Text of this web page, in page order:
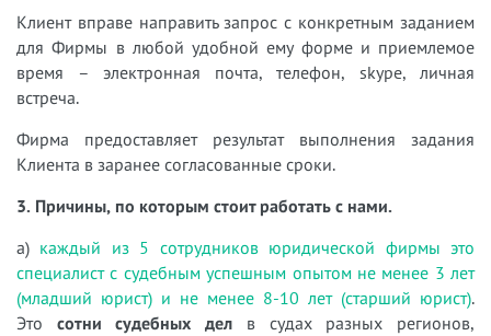
Клиент вправе направить запрос с конкретным заданием
для Фирмы в любой удобной ему форме и приемлемое
время – электронная почта, телефон, skype, личная
встреча.
Фирма предоставляет результат выполнения задания
Клиента в заранее согласованные сроки.
3. Причины, по которым стоит работать с нами.
а) каждый из 5 сотрудников юридической фирмы это
специалист с судебным успешным опытом не менее 3 лет
(младший юрист) и не менее 8-10 лет (старший юрист).
Это сотни судебных дел в судах разных регионов,